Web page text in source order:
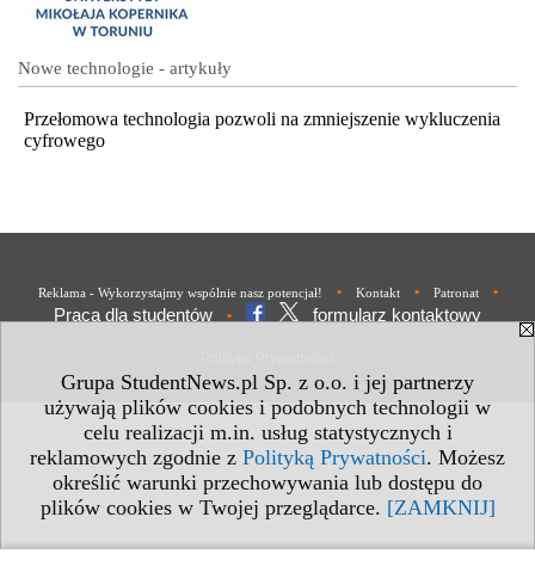
Grupa StudentNews.pl Sp. z o.o. i jej partnerzy
używają plików cookies i podobnych technologii w
celu realizacji m.in. usług statystycznych i
reklamowych zgodnie z Polityką Prywatności. Możesz
określić warunki przechowywania lub dostępu do
plików cookies w Twojej przeglądarce. [ZAMKNIJ]
Nowe technologie - artykuły
Przełomowa technologia pozwoli na zmniejszenie wykluczenia
cyfrowego
Reklama - Wykorzystajmy wspólnie nasz potencjał! • Kontakt • Patronat •
Praca dla studentów • formularz kontaktowy